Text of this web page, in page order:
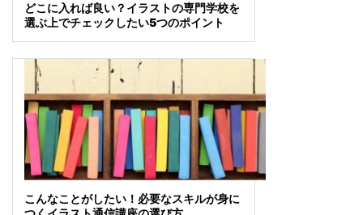
どこに入れば良い？イラストの専門学校を
選ぶ上でチェックしたい5つのポイント
こんなことがしたい！必要なスキルが身に